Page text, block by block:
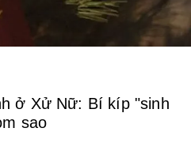
ở Xử Nữ: Bí kíp "sinh
sao